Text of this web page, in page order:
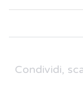
Condividi,